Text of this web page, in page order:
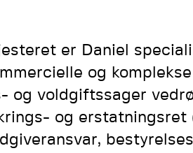
er Daniel
og
voldgiftssager
og erstatningsret